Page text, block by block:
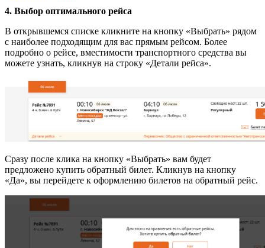
4. Выбор оптимального рейса
В открывшемся списке кликните на кнопку «Выбрать» рядом
с наиболее подходящим для вас прямым рейсом. Более
подробно о рейсе, вместимости транспортного средства вы
можете узнать, кликнув на строку «Детали рейса».
Сразу после клика на кнопку «Выбрать» вам будет
предложено купить обратный билет. Кликнув на кнопку
«Да», вы перейдете к оформлению билетов на обратный рейс.